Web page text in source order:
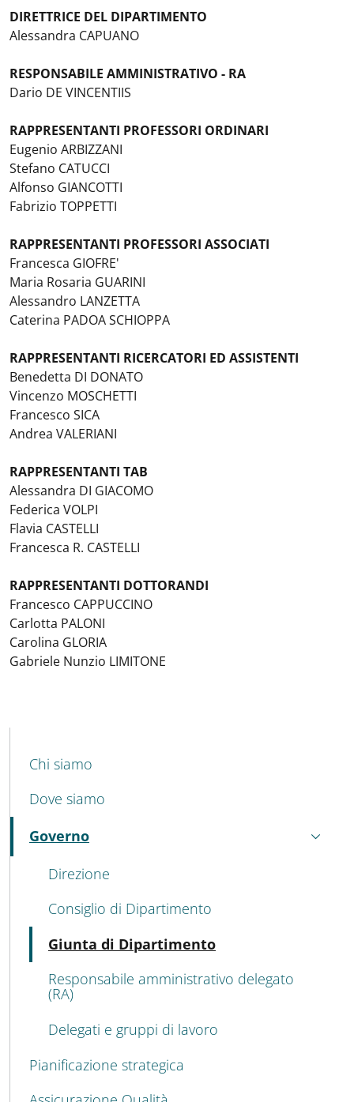
DIRETTRICE DEL DIPARTIMENTO
Alessandra CAPUANO
RESPONSABILE AMMINISTRATIVO - RA
Dario DE VINCENTIIS
RAPPRESENTANTI PROFESSORI ORDINARI
Eugenio ARBIZZANI
Stefano CATUCCI
Alfonso GIANCOTTI
Fabrizio TOPPETTI
RAPPRESENTANTI PROFESSORI ASSOCIATI
Francesca GIOFRE'
Maria Rosaria GUARINI
Alessandro LANZETTA
Caterina PADOA SCHIOPPA
RAPPRESENTANTI RICERCATORI ED ASSISTENTI
Benedetta DI DONATO
Vincenzo MOSCHETTI
Francesco SICA
Andrea VALERIANI
RAPPRESENTANTI TAB
Alessandra DI GIACOMO
Federica VOLPI
Flavia CASTELLI
Francesca R. CASTELLI
RAPPRESENTANTI DOTTORANDI
Francesco CAPPUCCINO
Carlotta PALONI
Carolina GLORIA
Gabriele Nunzio LIMITONE
MENU CEV SECOND NAVIGATION
Chi siamo
Dove siamo
Governo
Attivo
Direzione
Consiglio di Dipartimento
Giunta di Dipartimento
Responsabile amministrativo delegato
(RA)
Delegati e gruppi di lavoro
Pianificazione strategica